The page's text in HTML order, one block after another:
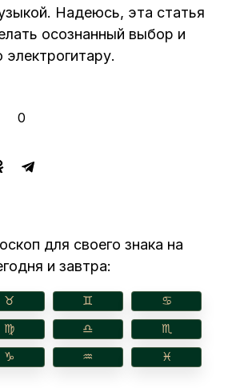
Надеюсь, эта статья
осознанный выбор и
0
для своего знака на
и завтра:
♉︎ ♊︎ ♋︎
♍︎ ♎︎ ♏︎
♑︎ ♒︎ ♓︎